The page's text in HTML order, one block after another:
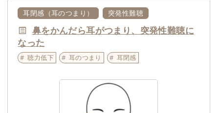
耳閉感（耳のつまり） 突発性難聴
鼻をかんだら耳がつまり、突発性難聴に
なった
聴力低下 耳のつまり 耳閉感